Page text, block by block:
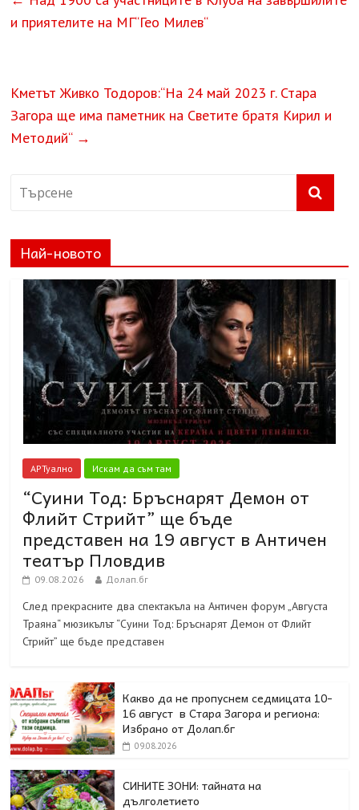
и приятелите на МГ“Гео Милев“
Кметът Живко Тодоров:“На 24 май 2023 г. Стара
Загора ще има паметник на Светите братя Кирил и
Методий“ →
Най-новото
АРТуално Искам да съм там
“Суини Тод: Бръснарят Демон от
Флийт Стрийт” ще бъде
представен на 19 август в Античен
театър Пловдив
09.08.2026 Долап.бг
След прекрасните два спектакъла на Античен форум „Августа
Траяна“ мюзикълът “Суини Тод: Бръснарят Демон от Флийт
Стрийт” ще бъде представен
Какво да не пропуснем седмицата 10-
16 август в Стара Загора и региона:
Избрано от Долап.бг
09.08.2026
СИНИТЕ ЗОНИ: тайната на
дълголетието